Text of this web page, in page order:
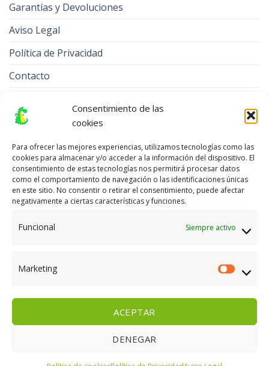
Consentimiento de las
cookies
Para ofrecer las mejores experiencias, utilizamos tecnologías como las
cookies para almacenar y/o acceder a la información del dispositivo. El
consentimiento de estas tecnologías nos permitirá procesar datos
como el comportamiento de navegación o las identificaciones únicas
en este sitio. No consentir o retirar el consentimiento, puede afectar
negativamente a ciertas características y funciones.
Funcional Siempre activo
Marketing
ACEPTAR
DENEGAR
Garantías y Devoluciones
Aviso Legal
Política de Privacidad
Contacto
Llámanos al924 80 01 85, al924 80 08 66o
envíanos un WhatsApp648 925 065.
e-mailefrikiline@gmail.com
CONDICIONES DE PAGO
GARANTÍAS Y DEVOLUCIONES